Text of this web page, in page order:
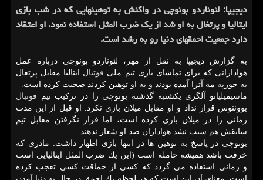
دیجیپا: لئوناردو بونوچی در واكنش به توهین‎هایی كه در شب بازی
ایتالیا و پرتغال به او شد از یك ضرب المثل استفاده نمود. او اعتقاد
دارد جمعیت احمق‎های دنیا رو به رشد است.
به گزارش دیجیپا به نقل از مهر، لئوناردو بونوچی درباره عمل
هوادارانی كه برای تماشای بازی تیم ملی فوتبال ایتالیا مقابل پرتغال
به جوزپه مه آتزا آمده بودند و به او توهین كردند صحبت كرده است.
ماسیمیلیانو آلگری یكشنبه گذشته بونوچی را در تركیب تیم فوتبال
یوونتوس قرار نداد و او مقابل میلان بازی نكرد. او قبل از این مدت
زمانی را در میلان بازی كرده است، اما قرار نگرفتن مقابل تیم
سابقش هم سبب نشد هواداران ضد او شعار ندهند.
بونوچی در پاسخ به توهین ها در انتها بازی اظهار داشت: مادری كه
خرفت باشد همیشه حامله است (این یك ضرب المثل ایتالیایی است
و زمانی استفاده می گردد كه كسی از حماقت كسی تعجب كرده
است. معنای آن این است كه هر لحظه یك احمق در حال به دنیا آمدن